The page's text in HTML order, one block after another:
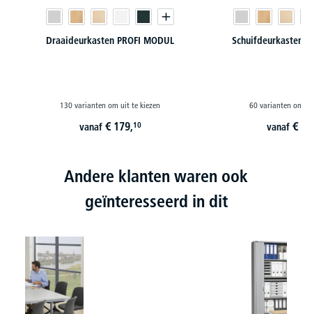
Draaideurkasten PROFI MODUL
130 varianten om uit te kiezen
vanaf € 179,10
Schuifdeurkasten
60 varianten om
vanaf €
Andere klanten waren ook
geïnteresseerd in dit